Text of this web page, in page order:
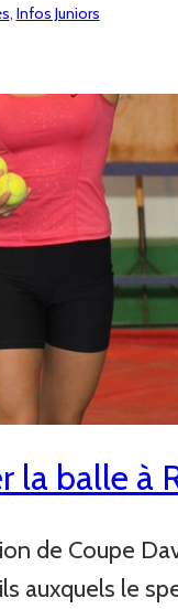
, Infos Juniors
la balle à
de Coupe
auxquels le